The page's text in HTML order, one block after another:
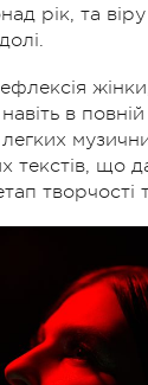
рік, та
в
текстів, що
творчості